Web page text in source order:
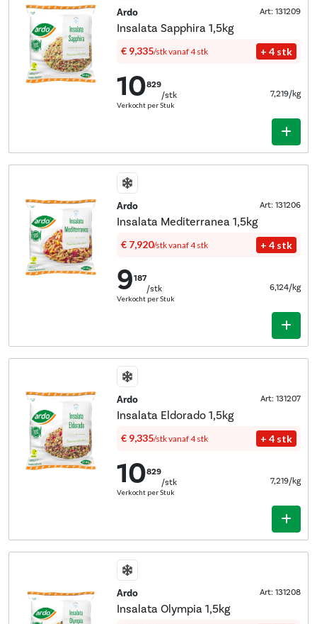
Ardo Art: 131209
Insalata Sapphira 1,5kg
€ 9,335/stkvanaf 4 stk + 4 stk
10829
/stk
7,219/kg
Verkocht per Stuk
Ardo Art: 131206
Insalata Mediterranea 1,5kg
€ 7,920/stkvanaf 4 stk + 4 stk
9187
/stk
6,124/kg
Verkocht per Stuk
Ardo Art: 131207
Insalata Eldorado 1,5kg
€ 9,335/stkvanaf 4 stk + 4 stk
10829
/stk
7,219/kg
Verkocht per Stuk
Ardo Art: 131208
Insalata Olympia 1,5kg